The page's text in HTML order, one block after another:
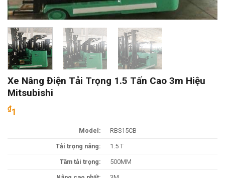
Xe Nâng Điện Tải Trọng 1.5 Tấn Cao 3m Hiệu
Mitsubishi
₫1
Model: RBS15CB
Tải trọng nâng: 1.5 T
Tâm tải trọng: 500MM